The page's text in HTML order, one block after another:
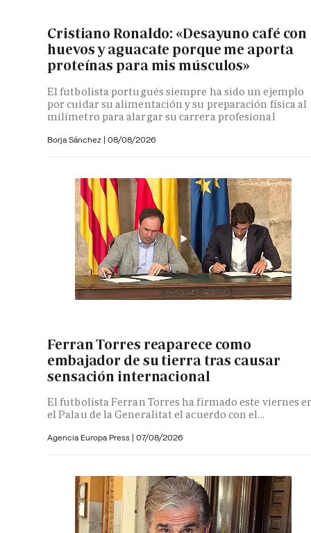
Cristiano Ronaldo: «Desayuno café con
huevos y aguacate porque me aporta
proteínas para mis músculos»
El futbolista portugués siempre ha sido un ejemplo
por cuidar su alimentación y su preparación física al
milímetro para alargar su carrera profesional
Borja Sánchez | 08/08/2026
Ferran Torres reaparece como
embajador de su tierra tras causar
sensación internacional
El futbolista Ferran Torres ha firmado este viernes
el Palau de la Generalitat el acuerdo con el...
Agencia Europa Press | 07/08/2026